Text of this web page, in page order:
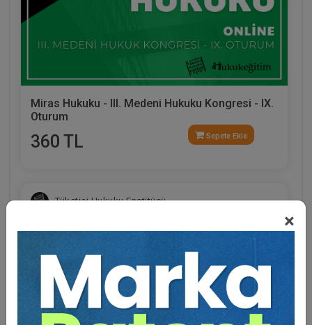
×
Miras Hukuku - III. Medeni Hukuku Kongresi - IX.
Oturum
360 TL Sepete Ekle
Tüketici Hukuku Enstitüsü
Eğitmen Hakkında